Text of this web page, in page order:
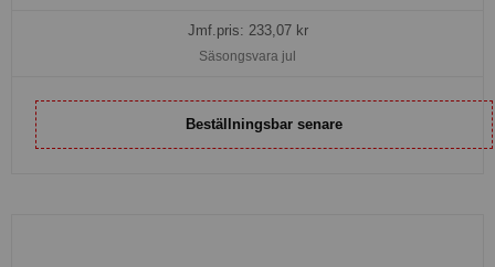
Jmf.pris: 233,07kr
Säsongsvara jul
Beställningsbar senare